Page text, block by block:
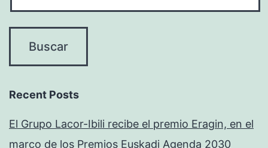
Recent Posts
El Grupo Lacor-Ibili recibe el premio Eragin, en el
marco de los Premios Euskadi Agenda 2030